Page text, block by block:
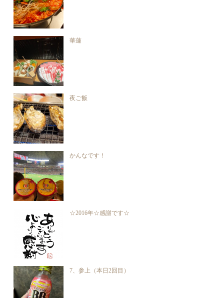
華蓮
夜ご飯
かんなです！
☆2016年☆感謝です☆
7、参上（本日2回目）